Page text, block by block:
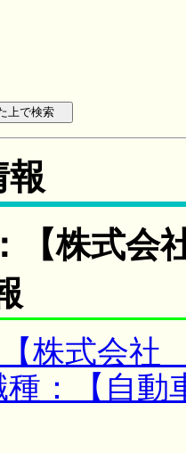
報
【株式会
株式会社
種：【自